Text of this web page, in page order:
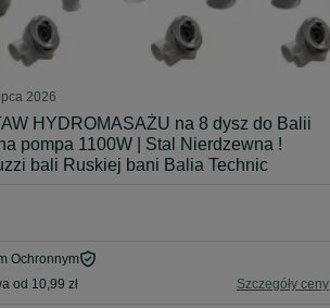
2026
HYDROMASAŻU na 8 dysz do Balii
pompa 1100W | Stal Nierdzewna !
bali Ruskiej bani Balia Technic
Ochronnym
od 10,99 zł Szczegóły ceny